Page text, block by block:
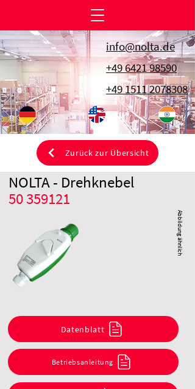
info@nolta.de
+49 6421 98590
+49 1511 2078308
Zurück zur Übersicht
50 359121
NOLTA - Drehknebel
Abbildung ähnlich
Datenblatt
Betriebsanleitung